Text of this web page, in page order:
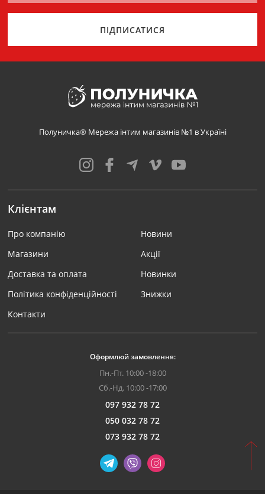
ПІДПИСАТИСЯ
Полуничка® Мережа інтим магазинів №1 в Україні
Клієнтам
Про компанію
Магазини
Доставка та оплата
Політика конфіденційності
Контакти
Новини
Акції
Новинки
Знижки
Оформлюй замовлення:
Пн.-Пт. 10:00 -18:00
Сб.-Нд. 10:00 -17:00
097 932 78 72
050 032 78 72
073 932 78 72